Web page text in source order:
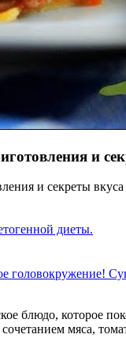
и
диеты.
головокружение!
блюдо, которое
сочетанием мяса,